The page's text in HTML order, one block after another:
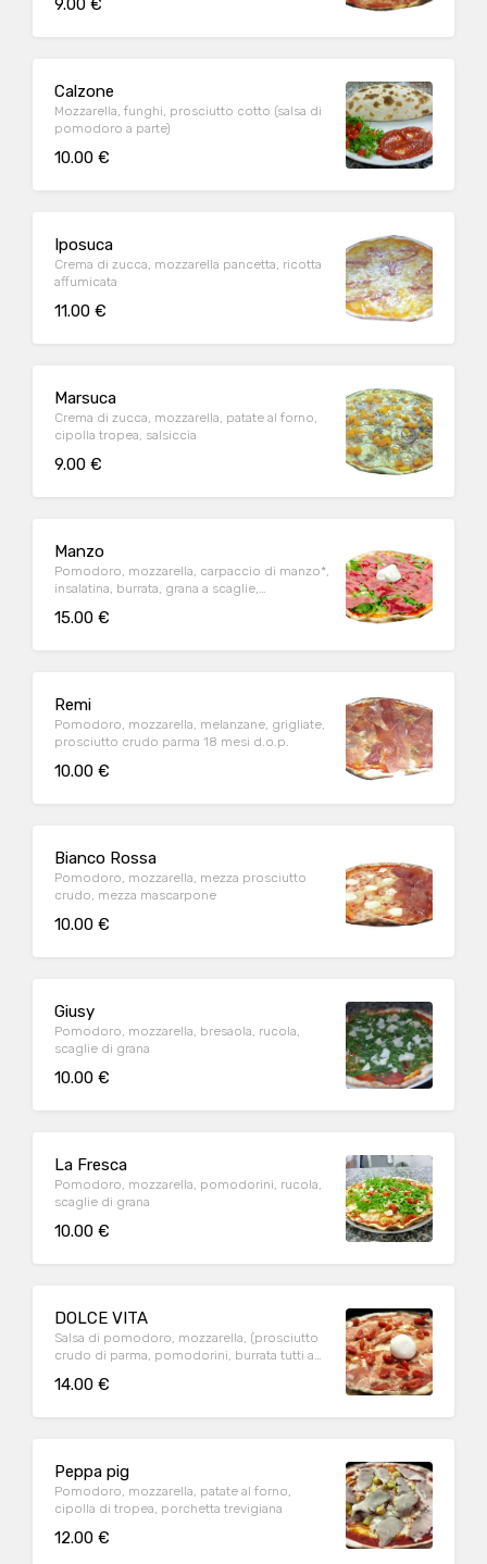
9.00 €
Calzone
Mozzarella, funghi, prosciutto cotto (salsa di
pomodoro a parte)
10.00 €
Iposuca
Crema di zucca, mozzarella pancetta, ricotta
affumicata
11.00 €
Marsuca
Crema di zucca, mozzarella, patate al forno,
cipolla tropea, salsiccia
9.00 €
Manzo
Pomodoro, mozzarella, carpaccio di manzo*,
insalatina, burrata, grana a scaglie,
15.00 €
Remi
Pomodoro, mozzarella, melanzane, grigliate,
prosciutto crudo parma 18 mesi d.o.p.
10.00 €
Bianco Rossa
Pomodoro, mozzarella, mezza prosciutto
crudo, mezza mascarpone
10.00 €
Giusy
Pomodoro, mozzarella, bresaola, rucola,
scaglie di grana
10.00 €
La Fresca
Pomodoro, mozzarella, pomodorini, rucola,
scaglie di grana
10.00 €
DOLCE VITA
Salsa di pomodoro, mozzarella, (prosciutto
crudo di parma, pomodorini, burrata tutti a
14.00 €
Peppa pig
Pomodoro, mozzarella, patate al forno,
cipolla di tropea, porchetta trevigiana
12.00 €